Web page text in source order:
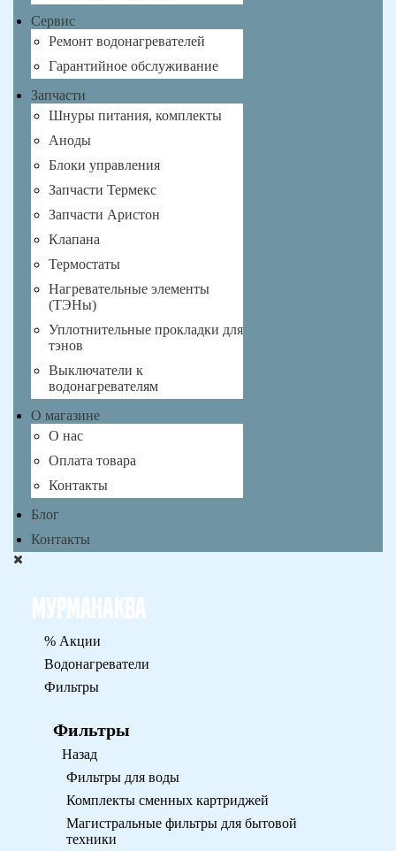
Сервис
Ремонт водонагревателей
Гарантийное обслуживание
Запчасти
Шнуры питания, комплекты
Аноды
Блоки управления
Запчасти Термекс
Запчасти Аристон
Клапана
Термостаты
Нагревательные элементы
(ТЭНы)
Уплотнительные прокладки для
тэнов
Выключатели к
водонагревателям
О магазине
О нас
Оплата товара
Контакты
Блог
Контакты
% Акции
Водонагреватели
Фильтры
Фильтры
Назад
Фильтры для воды
Комплекты сменных картриджей
Магистральные фильтры для бытовой
техники